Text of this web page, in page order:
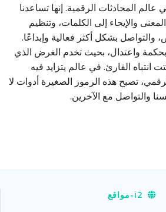
عالم المحادثات الرقمية. إنها تساعدنا
والإيحاء إلى الكلمات، وتنظيم
والتواصل بشكل أكثر فعالية وإبداعًا.
واعتدال، بحيث تخدم الغرض الذي
القارئ. في عالم يتزايد فيه
تصبح هذه الرموز الصغيرة أدوات لا
والتواصل مع الآخرين.
i2-مواقع